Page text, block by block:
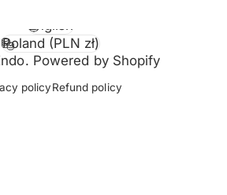
Powered by Shopify
policyRefund policy
Language
English
Country/region
Poland (PLN zł)